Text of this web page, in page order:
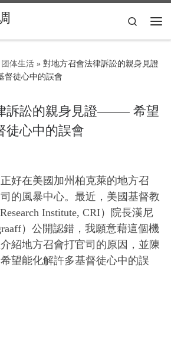
Search
团体生活 » 對地方召會法律訴訟的親身見證
徒心中的誤會
訴訟的親身見證——– 希望
徒心中的誤會
好在美國加州柏克萊的地方召
的風暴中心。最近，美國基督教
Institute, CRI）院長漢尼
）公開認錯，我願意藉這個機
紹地方召會打官司的原因，並陳
望能化解許多基督徒心中的誤